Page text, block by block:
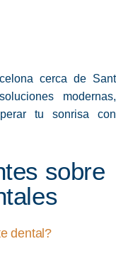
cerca de Sant
modernas,
tu sonrisa con
sobre
dental?